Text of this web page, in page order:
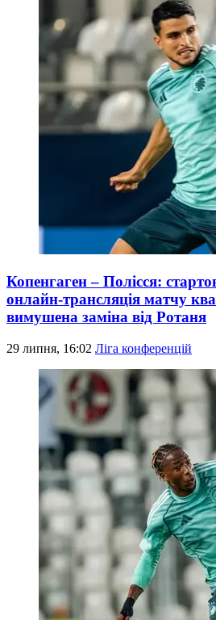
Копенгаген – Полісся:
онлайн-трансляція матчу
вимушена заміна від Ротаня
29 липня, 16:02 Ліга конференцій